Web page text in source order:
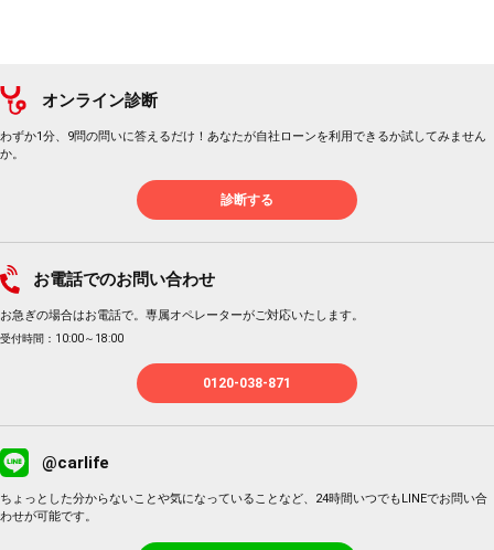
オンライン診断
わずか1分、9問の問いに答えるだけ！あなたが自社ローンを利用できるか試してみません
か。
診断する
お電話でのお問い合わせ
お急ぎの場合はお電話で。専属オペレーターがご対応いたします。
受付時間：10:00～18:00
0120-038-871
@carlife
ちょっとした分からないことや気になっていることなど、24時間いつでもLINEでお問い合
わせが可能です。